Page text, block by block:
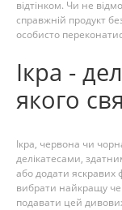
відтінком. Чи не
справжній продукт
особисто
Ікра -
якого
Ікра, червона чи
делікатесами,
або додати яскравих
вибрати найкращу
подавати цей